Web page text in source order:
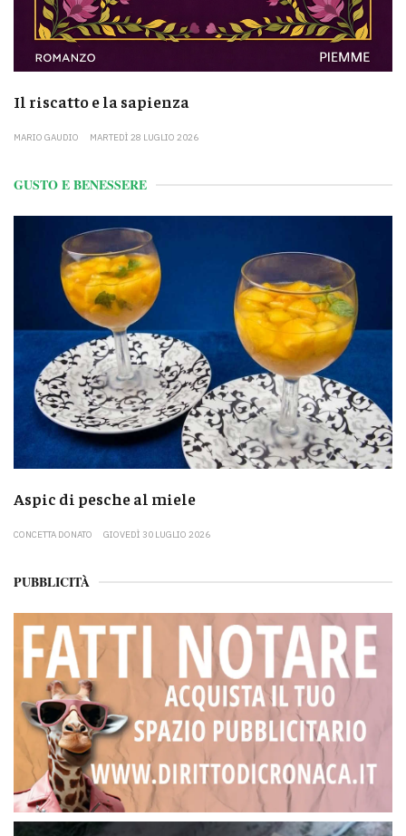
Il riscatto e la sapienza
MARIO GAUDIO MARTEDÌ 28 LUGLIO 2026
GUSTO E BENESSERE
Aspic di pesche al miele
CONCETTA DONATO GIOVEDÌ 30 LUGLIO 2026
PUBBLICITÀ